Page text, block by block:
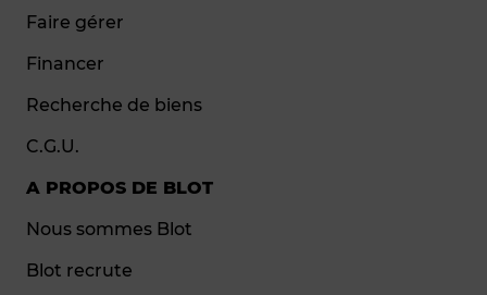
Faire gérer
Financer
Recherche de biens
C.G.U.
A PROPOS DE BLOT
Nous sommes Blot
Blot recrute